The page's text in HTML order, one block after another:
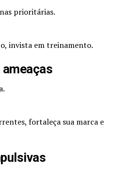
prioritárias.
invista em treinamento.
fortaleça sua marca e